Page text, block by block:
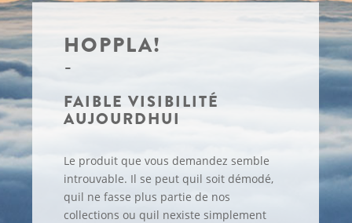
HOPPLA!
FAIBLE VISIBILITÉ
AUJOURDHUI
Le produit que vous demandez semble
introuvable. Il se peut quil soit démodé,
quil ne fasse plus partie de nos
collections ou quil nexiste simplement